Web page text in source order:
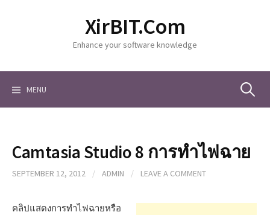
o
XirBIT.Com
Enhance your software knowledge
MENU S
a
Camtasia Studio 8 การทำไฟฉาย
SEPTEMBER 12, 2012 / ADMIN / LEAVE A COMMENT
คลิปแสดงการทำไฟฉายหรือ